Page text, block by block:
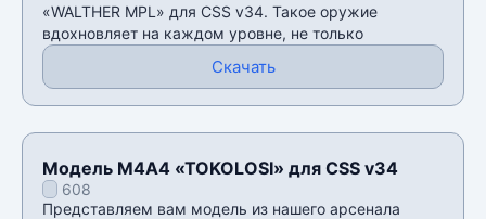
«WALTHER MPL» для CSS v34. Такое оружие
вдохновляет на каждом уровне, не только
Скачать
Модель М4А4 «TOKOLOSI» для CSS v34
608
Представляем вам модель из нашего арсенала